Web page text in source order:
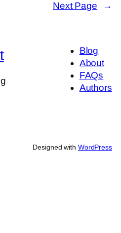
Next Page →
Blog
About
FAQs
Authors
Designed with WordPress